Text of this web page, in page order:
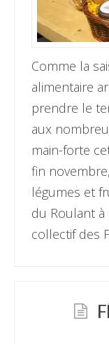
Comme la
alimentaire
prendre le
aux
main-forte
fin
légumes et
du Roulant à
collectif des